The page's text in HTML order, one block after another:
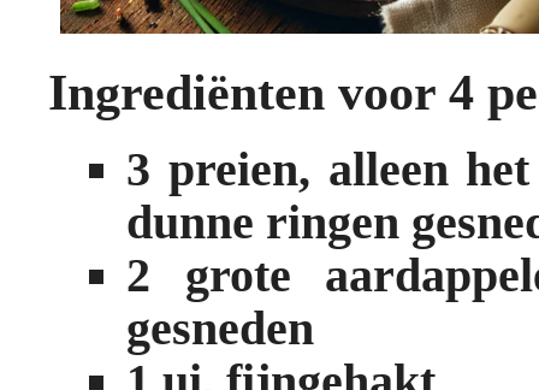
Ingrediënten voor 4
3 preien, alleen
dunne ringen
2 grote
gesneden